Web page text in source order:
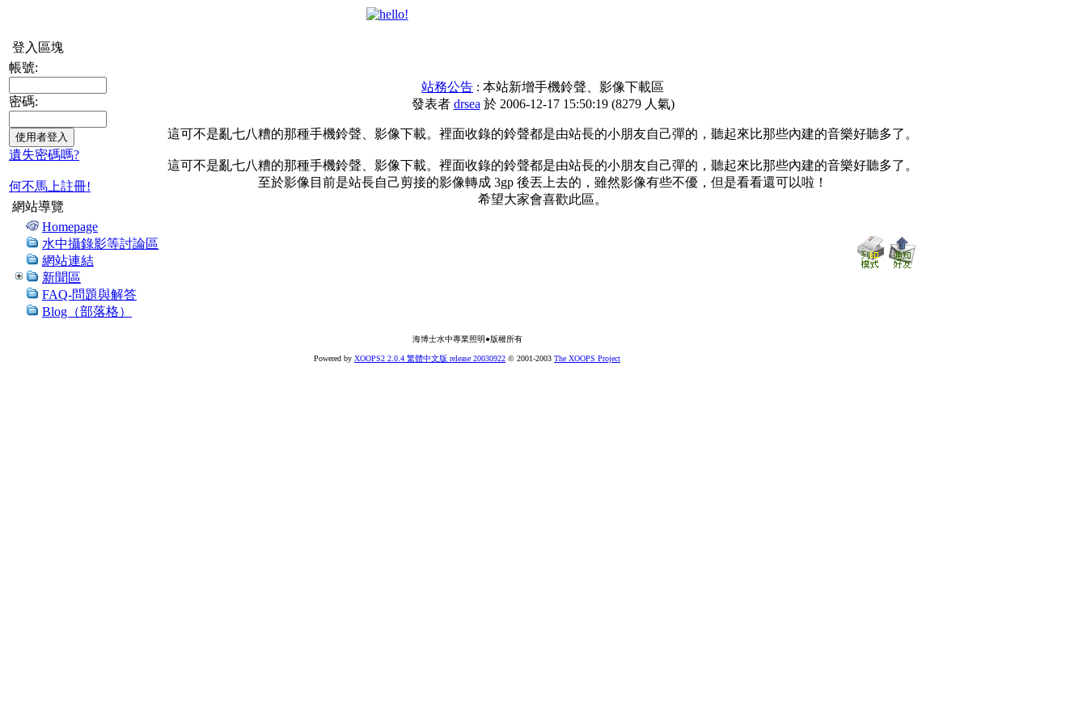
登入區塊
帳號:
密碼:
遺失密碼嗎?
何不馬上註冊!
網站導覽
Homepage
水中攝錄影等討論區
網站連結
新聞區
FAQ-問題與解答
Blog（部落格）
站務公告 : 本站新增手機鈴聲、影像下載區
發表者 drsea 於 2006-12-17 15:50:19(8279 人氣)
這可不是亂七八糟的那種手機鈴聲、影像下載。裡面收錄的鈴聲都是由站長的小朋友自己彈的，聽起來比那些內建的音樂好聽多了。
這可不是亂七八糟的那種手機鈴聲、影像下載。裡面收錄的鈴聲都是由站長的小朋友自己彈的，聽起來比那些內建的音樂好聽多了。
至於影像目前是站長自己剪接的影像轉成 3gp 後丟上去的，雖然影像有些不優，但是看看還可以啦！
希望大家會喜歡此區。
海博士水中專業照明●版權所有
Powered by XOOPS2 2.0.4 繁體中文版 release 20030922 © 2001-2003 The XOOPS Project